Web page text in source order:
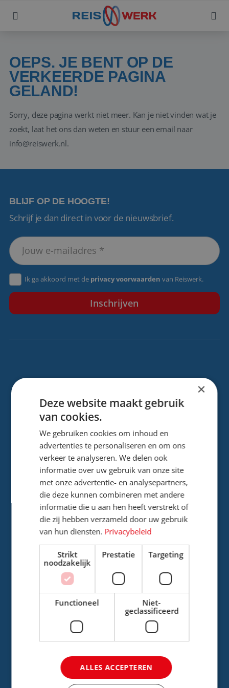
OEPS. JE BENT OP DE
VERKEERDE PAGINA
GELAND!
Sorry, deze pagina werkt niet meer. Kan je niet vinden wat je
zoekt, laat het ons dan weten en stuur een email naar
info@reiswerk.nl.
BLIJF OP DE HOOGTE!
Schrijf je dan direct in voor de nieuwsbrief.
Ik ga akkoord met de privacy voorwaarden van Reiswerk.
Storkstraat 24
3833 LB, Leusden
info@reiswerk.nl
Werving & selectie
Vacaturebank
Onboarding
Offboarding
Arbeidszaken
Cao reisbranche
Arbeidsmarktonderzoek
×
Deze website maakt gebruik
van cookies.
We gebruiken cookies om inhoud en
advertenties te personaliseren en om ons
verkeer te analyseren. We delen ook
informatie over uw gebruik van onze site
met onze advertentie- en analysepartners,
die deze kunnen combineren met andere
informatie die u aan hen heeft verstrekt of
die zij hebben verzameld door uw gebruik
van hun diensten. Privacybeleid
Strikt
noodzakelijk
Prestatie Targeting
Functioneel
Niet-
geclassificeerd
ALLES ACCEPTEREN